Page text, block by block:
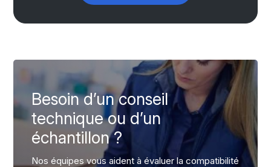
Besoin d’un conseil
technique ou d’un
échantillon ?
Nos équipes vous aident à évaluer la compatibilité